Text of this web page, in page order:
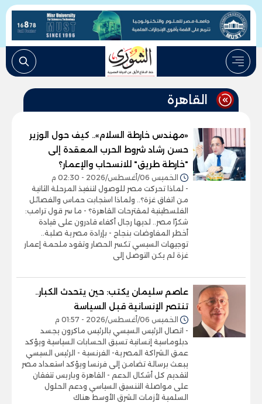
القاهرة
«مهندس خارطة السلام».. كيف حول الوزير
حسن رشاد شروط الحرب المعقدة إلى
"خارطة طريق" للانسحاب والإعمار؟
الخميس 06/أغسطس/2026 - 02:30 م
- لماذا تحركت مصر للوصول لتنفيذ المرحلة الثانية
من اتفاق غزة؟.. ولماذا استجابت حماس والفصائل
الفلسطينية لمقترحات القاهرة؟ - ما سر قول ترامب:
شكرًا مصر.. لديها رجال أكفاء قادرون على قيادة
أخطر المفاوضات بنجاح - بإرادة مصرية صلبة..
توجيهات السيسي تكسر الحصار وتقود ملحمة إعمار
غزة لم يكن التوصل إلى
عاصم سليمان يكتب: حين يتحدث الكبار..
تنتصر الإنسانية قبل السياسة
الخميس 06/أغسطس/2026 - 01:57 م
- اتصال الرئيس السيسي بالرئيس ماكرون يجسد
دبلوماسية إنسانية تسبق الحسابات السياسية ويؤكد
عمق الشراكة المصرية- الفرنسية - الرئيس السيسي
يبعث برسالة تضامن إلى فرنسا ويؤكد استعداد مصر
لتقديم كل أشكال الدعم - القاهرة وباريس تتفقان
على مواصلة التنسيق السياسي ودعم الحلول
السلمية لأزمات الشرق الأوسط هناك